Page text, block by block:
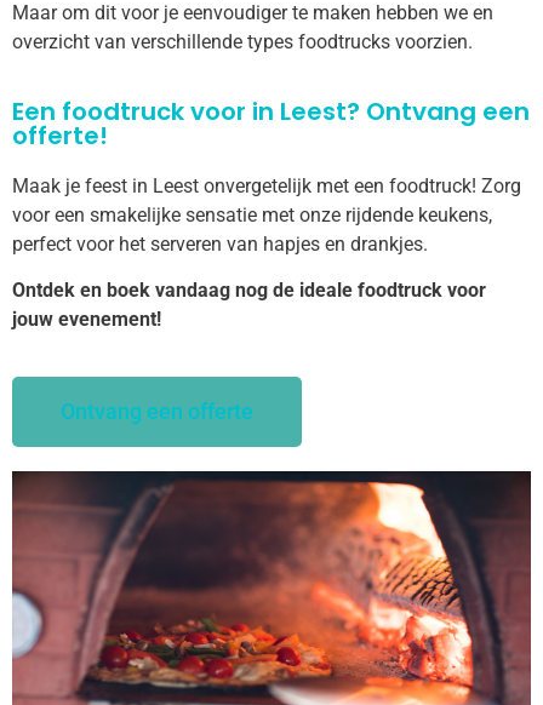
Maar om dit voor je eenvoudiger te maken hebben we en
overzicht van verschillende types foodtrucks voorzien.
Een foodtruck voor in Leest? Ontvang een
offerte!
Maak je feest in Leest onvergetelijk met een foodtruck! Zorg
voor een smakelijke sensatie met onze rijdende keukens,
perfect voor het serveren van hapjes en drankjes.
Ontdek en boek vandaag nog de ideale foodtruck voor
jouw evenement!
Ontvang een offerte